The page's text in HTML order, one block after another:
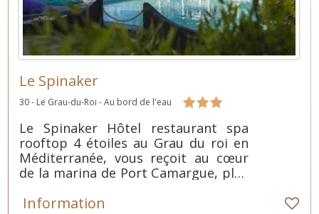
Le Spinaker
30 - Le Grau-du-Roi - Au bord de l'eau
Le Spinaker Hôtel restaurant spa
rooftop 4 étoiles au Grau du roi en
Méditerranée, vous reçoit au cœur
de la marina de Port Camargue, plus
Information